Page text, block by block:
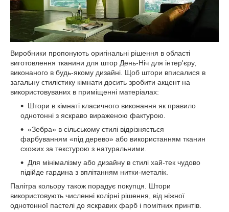
Виробники пропонують оригінальні рішення в області
виготовлення тканини для штор День-Ніч для інтер'єру,
виконаного в будь-якому дизайні. Щоб штори вписалися в
загальну стилістику кімнати досить зробити акцент на
використовуваних в приміщенні матеріалах:
Штори в кімнаті класичного виконання як правило
однотонні з яскраво вираженою фактурою.
«Зебра» в сільському стилі відрізняється
фарбуванням «під дерево» або використанням тканин
схожих за текстурою з натуральними.
Для мінімалізму або дизайну в стилі хай-тек чудово
підійде гардина з вплітанням нитки-металік.
Палітра кольору також порадує покупця. Штори
використовують численні колірні рішення, від ніжної
однотонної пастелі до яскравих фарб і помітних принтів.